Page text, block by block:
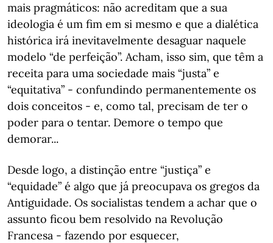
mais pragmáticos: não acreditam que a sua
ideologia é um fim em si mesmo e que a dialética
histórica irá inevitavelmente desaguar naquele
modelo “de perfeição”. Acham, isso sim, que têm a
receita para uma sociedade mais “justa” e
“equitativa” - confundindo permanentemente os
dois conceitos - e, como tal, precisam de ter o
poder para o tentar. Demore o tempo que
demorar...
Desde logo, a distinção entre “justiça” e
“equidade” é algo que já preocupava os gregos da
Antiguidade. Os socialistas tendem a achar que o
assunto ficou bem resolvido na Revolução
Francesa - fazendo por esquecer,